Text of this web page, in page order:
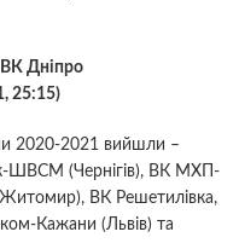
Дніпро
25:15)
2020-2021 вийшли –
ШВСМ (Чернігів), ВК МХП-
ВК Решетилівка,
Кажани (Львів) та